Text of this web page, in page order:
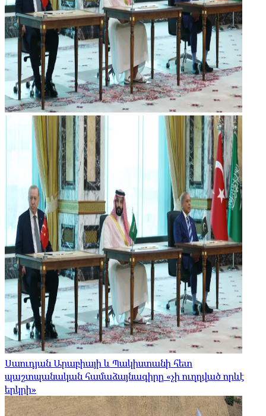
Սաուդյան Արաբիայի և Պակիստանի հետ
պաշտպանական համաձայնագիրը «չի ուղղված որևէ
երկրի»